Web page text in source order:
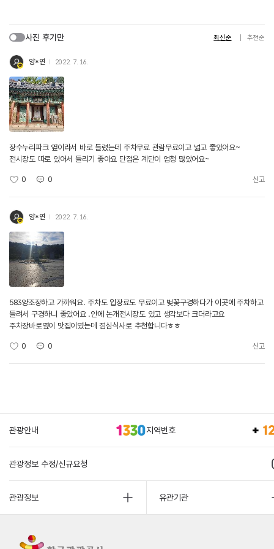
사진 후기만 최신순 추천순
양*연 2022. 7. 16.
장수누리파크 옆이라서 바로 들렸는데 주차무료 관람무료이고 넓고 좋았어요~
전시장도 따로 있어서 들리기 좋아요 단점은 계단이 엄청 많았어요~
0 0 신고
양*연 2022. 7. 16.
583양조장하고 가까워요. 주차도 입장료도 무료이고 벚꽃구경하다가 이곳에 주차하고
들려서 구경하니 좋았어요 .안에 논개전시장도 있고 생각보다 크더라고요
주차장바로옆이 맛집이였는데 점심식사로 추천합니다ㅎㅎ
0 0 신고
관광안내 지역번호
관광정보 수정/신규요청
관광정보 유관기관